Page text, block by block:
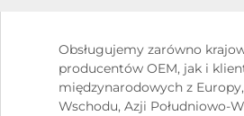
Obsługujemy zarówno
producentów OEM, jak i
międzynarodowych z
Wschodu, Azji Południowo-